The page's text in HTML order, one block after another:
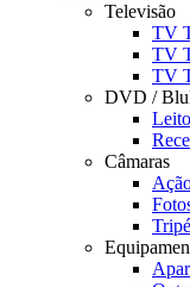
Televisão
TV
TV
TV
DVD /
Câmaras